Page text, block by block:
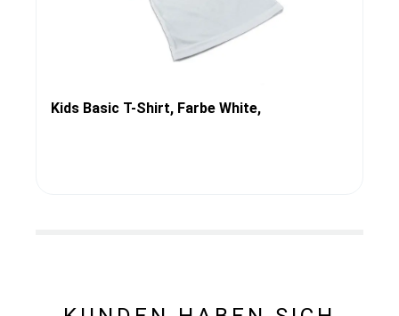
Kids Basic T-Shirt, Farbe White,